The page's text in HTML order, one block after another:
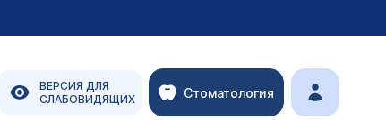
ВЕРСИЯ ДЛЯ
СЛАБОВИДЯЩИХ
Стоматология